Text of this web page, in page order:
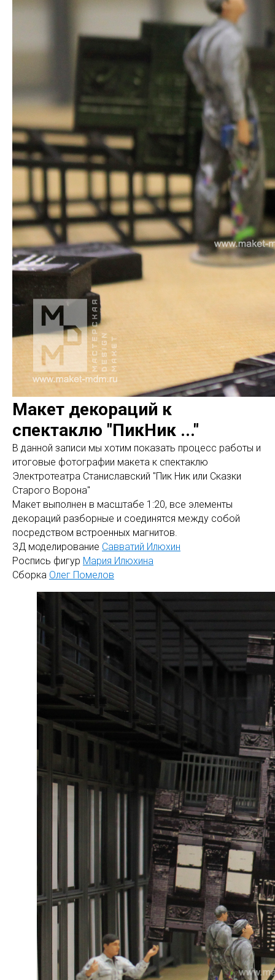
Макет декораций к
спектаклю "ПикНик ..."
В данной записи мы хотим показать процесс работы и
итоговые фотографии макета к спектаклю
Электротеатра Станиславский "Пик Ник или Сказки
Старого Ворона"
Макет выполнен в масштабе 1:20, все элементы
декораций разборные и соединятся между собой
посредством встроенных магнитов.
ЗД моделирование Савватий Илюхин
Роспись фигур Мария Илюхина
Сборка Олег Помелов